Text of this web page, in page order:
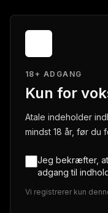
18+ ADGANG
Kun for
Atale indeholder
mindst 18 år, før du
Jeg bekræfter,
adgang til
Vi registrerer kun